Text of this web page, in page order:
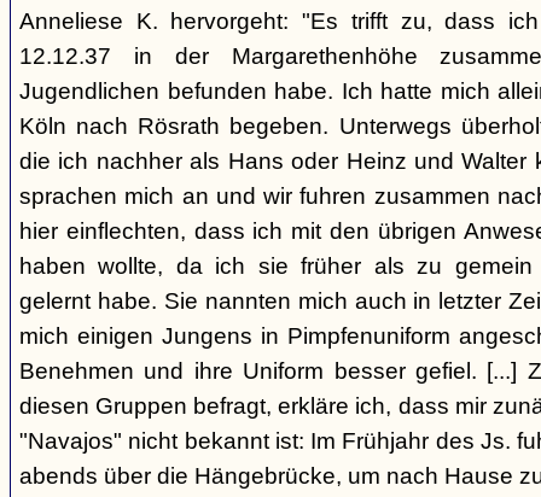
Anneliese K. hervorgeht: "Es trifft zu, dass
12.12.37 in der Margarethenhöhe
Jugendlichen befunden habe. Ich hatte mich
Köln nach Rösrath begeben. Unterwegs
die ich nachher als Hans oder Heinz und Walter
sprachen mich an und wir fuhren zusammen
hier einflechten, dass ich mit den übrigen
haben wollte, da ich sie früher als zu gemein
gelernt habe. Sie nannten mich auch in letzter
mich einigen Jungens in Pimpfenuniform
Benehmen und ihre Uniform besser gefiel. [...]
diesen Gruppen befragt, erkläre ich, dass mir
"Navajos" nicht bekannt ist: Im Frühjahr des Js.
abends über die Hängebrücke, um nach Hause